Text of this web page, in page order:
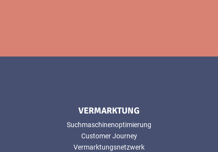
VERMARKTUNG
Suchmaschinenoptimierung
Customer Journey
Vermarktungsnetzwerk